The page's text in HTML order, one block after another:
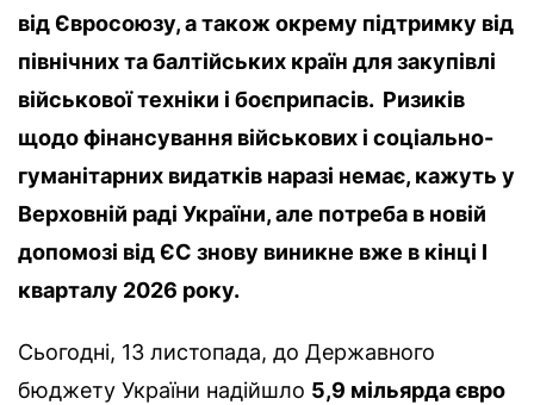
від Євросоюзу, а також окрему підтримку від
північних та балтійських країн длязакупівлі
військової техніки і боєприпасів. Ризиків
щодо фінансування військових і соціально-
гуманітарних видатків наразі немає, кажуть у
Верховній раді України, але потреба в новій
допомозі від ЄС знову виникне вже в кінці І
кварталу 2026 року.
Сьогодні, 13 листопада, до Державного
бюджету України надійшло 5,9 мільярда євро